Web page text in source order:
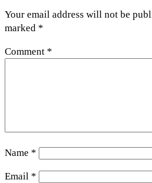
Your email address will not be
marked *
Comment *
Name *
Email *